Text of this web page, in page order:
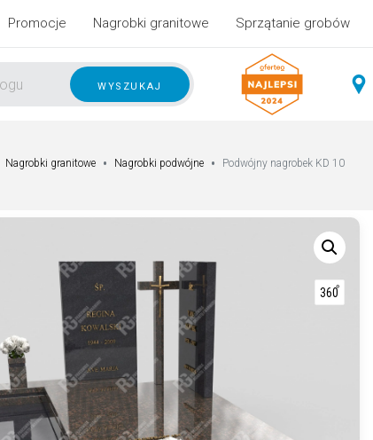
Promocje Nagrobki granitowe Sprzątanie grobów
wyszukaj
Nagrobki granitowe Nagrobki podwójne Podwójny nagrobek KD 10